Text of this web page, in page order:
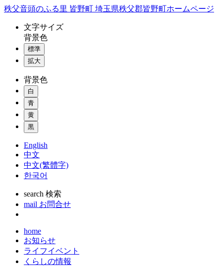
コ
秩父音頭のふる里 皆野町 埼玉県秩父郡皆野町ホームページ
文字サイズ
背景色
標準
拡大
背景色
白
青
黄
黒
English
中文
中文(繁體字)
한국어
search 検索
mail お問合せ
home
お知らせ
ライフイベント
くらしの情報